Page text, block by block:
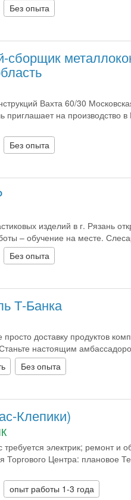
Без опыта
сборщик
Вахта 60/30
приглашает на производство
Без опыта
изделий в г. Рязань
– обучение на месте.
Без опыта
Т-Банка
доставку продуктов
настоящим
Без опыта
Клепики)
электрик; ремонт и
Торгового Центра: плановое
опыт работы 1-3 года